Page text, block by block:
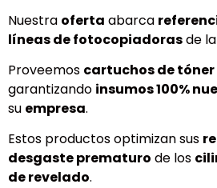
Nuestra oferta abarca
líneas de fotocopiadorasde la
Proveemos cartuchos de tóner
garantizando insumos 100%
su empresa.
Estos productos optimizan sus
desgaste prematuro de los
de revelado.